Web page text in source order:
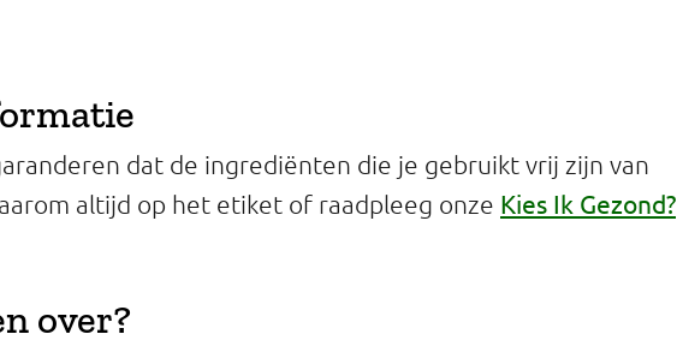
dat de ingrediënten die je gebruikt vrij zijn van
altijd op het etiket of raadpleeg onze Kies Ik Gezond?
over?